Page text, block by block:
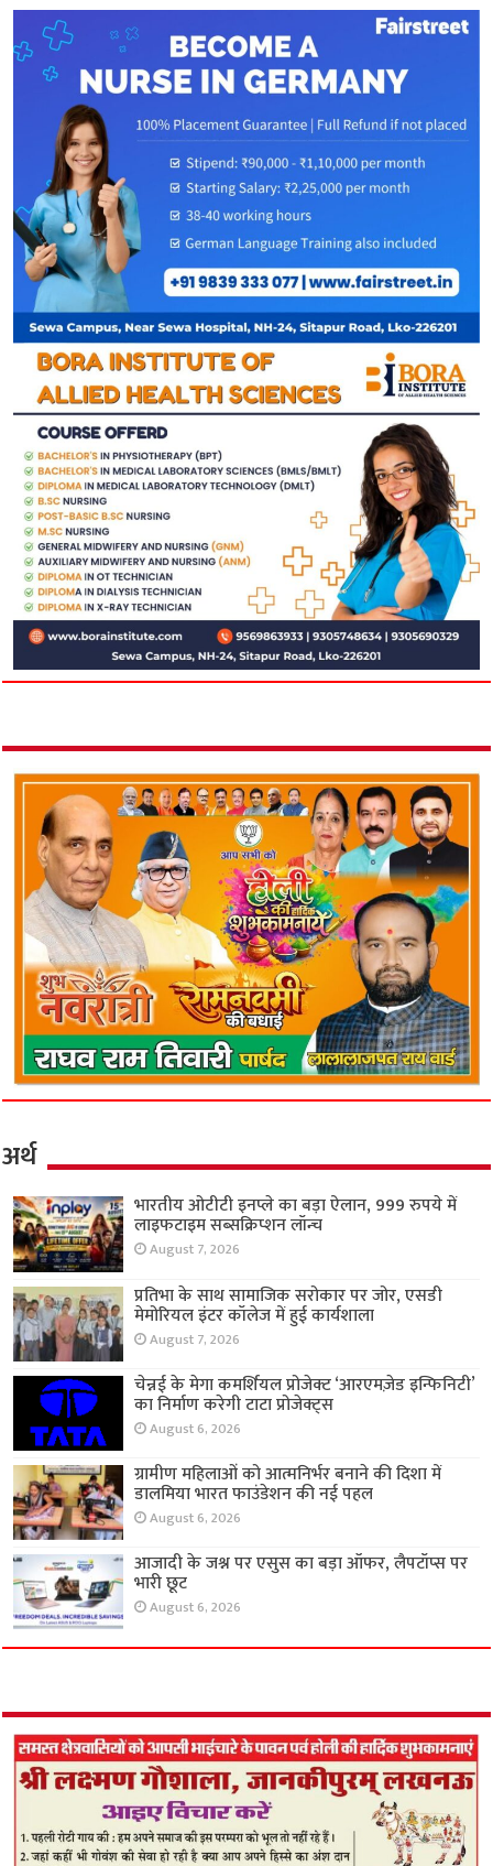
अर्थ
भारतीय ओटीटी इनप्ले का बड़ा ऐलान, 999 रुपये में
लाइफटाइम सब्सक्रिप्शन लॉन्च
August 7, 2026
प्रतिभा के साथ सामाजिक सरोकार पर जोर, एसडी
मेमोरियल इंटर कॉलेज में हुई कार्यशाला
August 7, 2026
चेन्नई के मेगा कमर्शियल प्रोजेक्ट ‘आरएमज़ेड इन्फिनिटी’
का निर्माण करेगी टाटा प्रोजेक्ट्स
August 6, 2026
ग्रामीण महिलाओं को आत्मनिर्भर बनाने की दिशा में
डालमिया भारत फाउंडेशन की नई पहल
August 6, 2026
आजादी के जश्न पर एसुस का बड़ा ऑफर, लैपटॉप्स पर
भारी छूट
August 6, 2026